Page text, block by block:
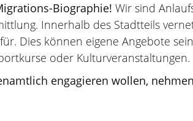
Biographie! Wir sind
Innerhalb des Stadtteils
Dies können eigene Angebote
oder Kulturveranstaltungen.
engagieren wollen,